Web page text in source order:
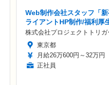
Web制作会社スタッフ「
ライアントHP制作/福利厚
株式会社プロジェクトトリガ
東京都
月給26万600円～32万円
正社員